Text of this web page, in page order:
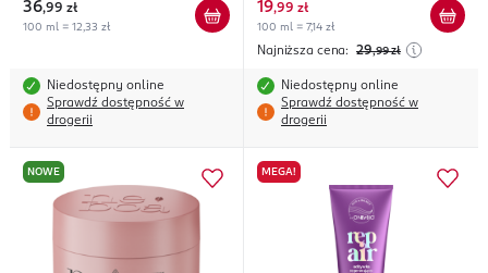
36,99 zł
100 ml = 12,33 zł
Niedostępny online
Sprawdź dostępność w
drogerii
19,99 zł
100 ml = 7,14 zł
Najniższa cena: 29,99 zł
Niedostępny online
Sprawdź dostępność w
drogerii
NOWE MEGA!